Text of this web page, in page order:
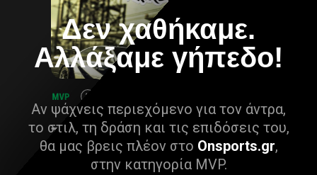
Δεν χαθήκαμε.
Αλλάξαμε γήπεδο!
Αν ψάχνεις περιεχόμενο για τον άντρα,
το στιλ, τη δράση και τις επιδόσεις του,
θα μας βρεις πλέον στο Onsports.gr,
στην κατηγορία MVP.